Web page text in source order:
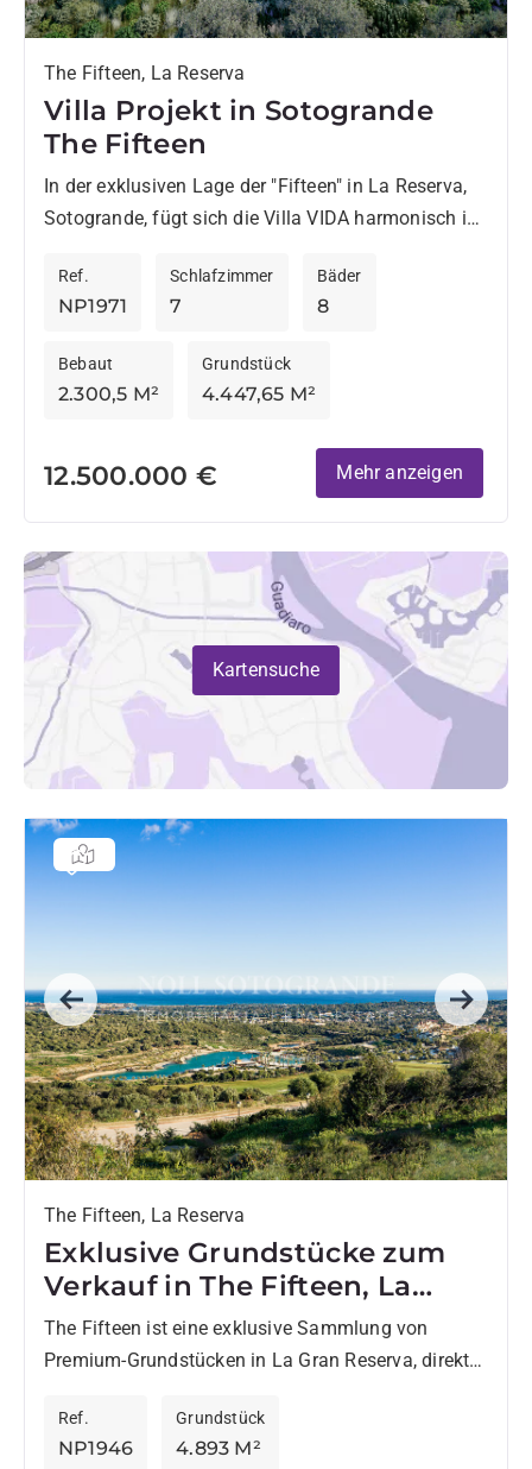
The Fifteen, La Reserva
Villa Projekt in Sotogrande
The Fifteen
In der exklusiven Lage der "Fifteen" in La Reserva,
Sotogrande, fügt sich die Villa VIDA harmonisch in
Architekturbüro ARK...
NP1971
Ref.
7
Schlafzimmer
8
Bäder
2.300,5 M²
Bebaut
4.447,65 M²
Grundstück
12.500.000 € Mehr anzeigen
Kartensuche
Previous Next
The Fifteen, La Reserva
Exklusive Grundstücke zum
Verkauf in The Fifteen, La
Reserva de Sotogrande
The Fifteen ist eine exklusive Sammlung von
Premium-Grundstücken in La Gran Reserva, direkt
prestigeträchtigsten Wohngebiete in Sotogrande.
Innerhalb einer...
NP1946
Ref.
4.893 M²
Grundstück